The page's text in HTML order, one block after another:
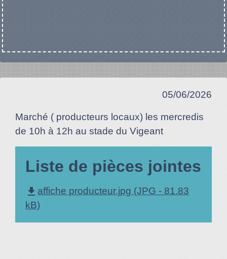
05/06/2026
Marché ( producteurs locaux) les mercredis
de 10h à 12h au stade du Vigeant
Liste de pièces jointes
file_download affiche producteur.jpg (JPG - 81.83
kB)